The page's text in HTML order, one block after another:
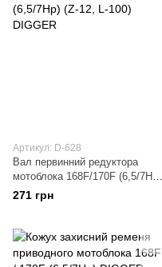
Артикул: D-628
Вал первинний редуктора
мотоблока 168F/170F (6,5/7Hp)
(Z-12, L-100) DIGGER
271 грн